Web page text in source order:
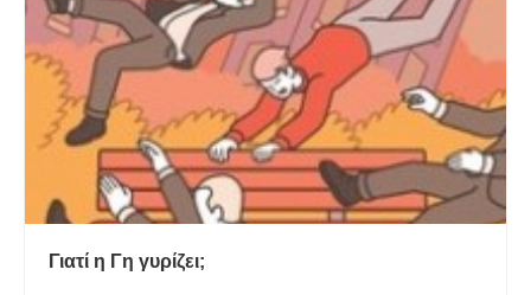
Γιατί η Γη γυρίζει;